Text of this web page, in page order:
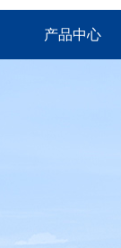
产品中心